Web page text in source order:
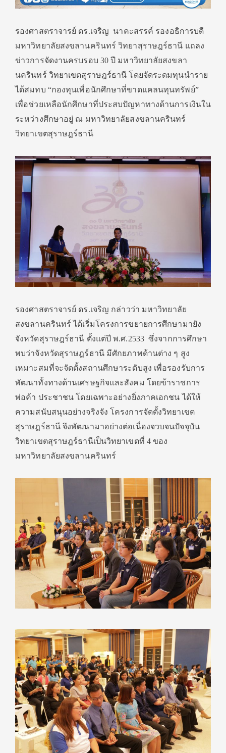
รองศาสตราจารย์ ดร.เจริญ นาคะสรรค์ รองอธิการบดี
มหาวิทยาลัยสงขลานครินทร์ วิทยาสุราษฎร์ธานี แถลง
ข่าวการจัดงานครบรอบ 30ปี มหาวิทยาลัยสงขลา
นครินทร์ วิทยาเขตสุราษฎร์ธานี โดยจัดระดมทุนนำราย
ได้สมทบ “กองทุนเพื่อนักศึกษาที่ขาดแคลนทุนทรัพย์”
เพื่อช่วยเหลือนักศึกษาที่ประสบปัญหาทางด้านการเงินใน
ระหว่างศึกษาอยู่ ณ มหาวิทยาลัยสงขลานครินทร์
วิทยาเขตสุราษฎร์ธานี
รองศาสตราจารย์ ดร.เจริญ กล่าวว่า มหาวิทยาลัย
สงขลานครินทร์ ได้เริ่มโครงการขยายการศึกษามายัง
จังหวัดสุราษฎร์ธานี ตั้งแต่ปี พ.ศ.2533ซึ่งจากการศึกษา
พบว่าจังหวัดสุราษฎร์ธานี มีศักยภาพด้านต่าง ๆ สูง
เหมาะสมที่จะจัดตั้งสถานศึกษาระดับสูง เพื่อรองรับการ
พัฒนาทั้งทางด้านเศรษฐกิจและสังคม โดยข้าราชการ
พ่อค้า ประชาชน โดยเฉพาะอย่างยิ่งภาคเอกชน ได้ให้
ความสนับสนุนอย่างจริงจัง โครงการจัดตั้งวิทยาเขต
สุราษฎร์ธานี จึงพัฒนามาอย่างต่อเนื่องจวบจนปัจจุบัน
วิทยาเขตสุราษฎร์ธานีเป็นวิทยาเขตที่ 4ของ
มหาวิทยาลัยสงขลานครินทร์